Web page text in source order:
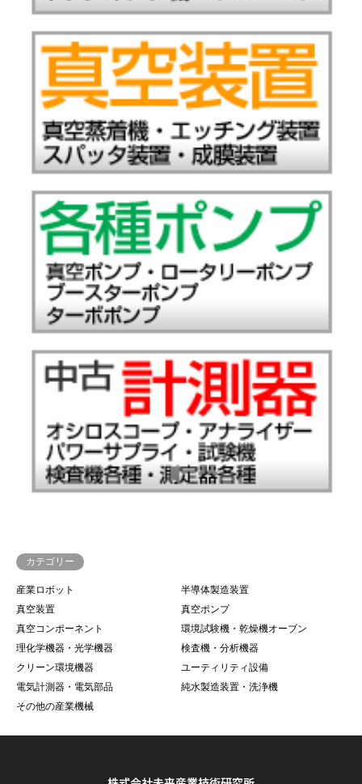
カテゴリー
産業ロボット
半導体製造装置
真空装置
真空ポンプ
真空コンポーネント
環境試験機・乾燥機オーブン
理化学機器・光学機器
検査機・分析機器
クリーン環境機器
ユーティリティ設備
電気計測器・電気部品
純水製造装置・洗浄機
その他の産業機械